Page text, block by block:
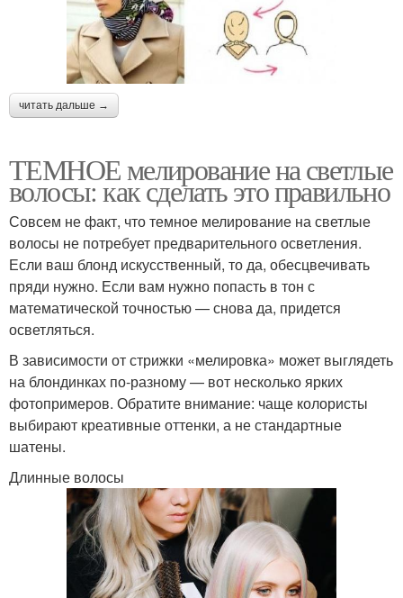
читать дальше →
ТЕМНОЕ мелирование на светлые
волосы: как сделать это правильно
Совсем не факт, что темное мелирование на светлые
волосы не потребует предварительного осветления.
Если ваш блонд искусственный, то да, обесцвечивать
пряди нужно. Если вам нужно попасть в тон с
математической точностью — снова да, придется
осветляться.
В зависимости от стрижки «мелировка» может выглядеть
на блондинках по-разному — вот несколько ярких
фотопримеров. Обратите внимание: чаще колористы
выбирают креативные оттенки, а не стандартные
шатены.
Длинные волосы